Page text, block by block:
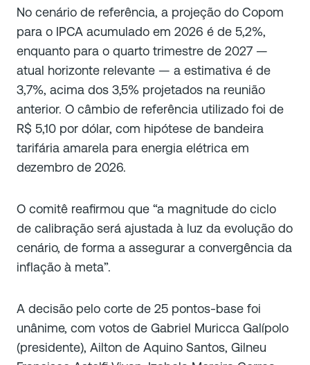
No cenário de referência, a projeção do Copom
para o IPCA acumulado em 2026 é de 5,2%,
enquanto para o quarto trimestre de 2027 —
atual horizonte relevante — a estimativa é de
3,7%, acima dos 3,5% projetados na reunião
anterior. O câmbio de referência utilizado foi de
R$ 5,10 por dólar, com hipótese de bandeira
tarifária amarela para energia elétrica em
dezembro de 2026.
O comitê reafirmou que “a magnitude do ciclo
de calibração será ajustada à luz da evolução do
cenário, de forma a assegurar a convergência da
inflação à meta”.
A decisão pelo corte de 25 pontos-base foi
unânime, com votos de Gabriel Muricca Galípolo
(presidente), Ailton de Aquino Santos, Gilneu